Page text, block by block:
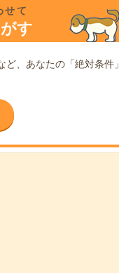
せて
す
ど、あなたの「絶対条件」